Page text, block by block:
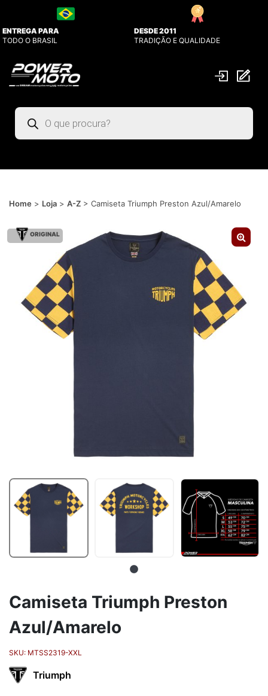
ENTREGA PARA
TODO O BRASIL
DESDE 2011
TRADIÇÃO E QUALIDADE
Pesquisar
produtos
Home > Loja > A-Z > Camiseta Triumph Preston Azul/Amarelo
ORIGINAL
Camiseta Triumph Preston
Azul/Amarelo
SKU: MTSS2319-XXL
Triumph